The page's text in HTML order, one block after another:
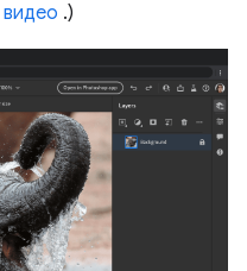
видео .)